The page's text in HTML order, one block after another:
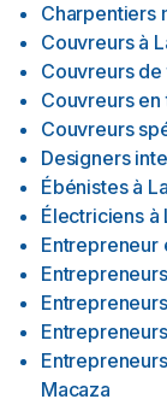
Charpentiers
Couvreurs à
Couvreurs
Couvreurs
Couvreurs
Designers
Ébénistes à
Électriciens à
Entrepreneur
Entrepreneurs
Macaza